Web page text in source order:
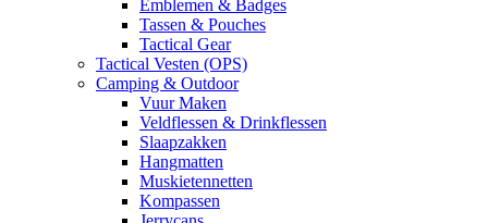
Emblemen & Badges
Tassen & Pouches
Tactical Gear
Tactical Vesten (OPS)
Camping & Outdoor
Vuur Maken
Veldflessen & Drinkflessen
Slaapzakken
Hangmatten
Muskietennetten
Kompassen